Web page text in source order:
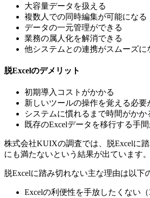
大容量データを扱える
複数人での同時編集が可能になる
データの一元管理ができる
業務の属人化を解消できる
他システムとの連携がスムーズに
脱Excelのデメリット
初期導入コストがかかる
新しいツールの操作を覚える必要
システムに慣れるまで時間がかか
既存のExcelデータを移行する手
株式会社KUIXの調査では、脱Excelに
にも満たないという結果が出ています。
脱Excelに踏み切れない主な理由は以下
Excelの利便性を手放したくない（